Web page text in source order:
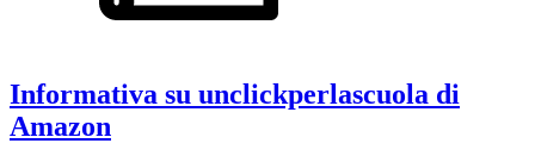
Informativa su unclickperlascuola di
Amazon